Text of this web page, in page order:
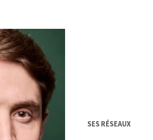
SES RÉSEAUX